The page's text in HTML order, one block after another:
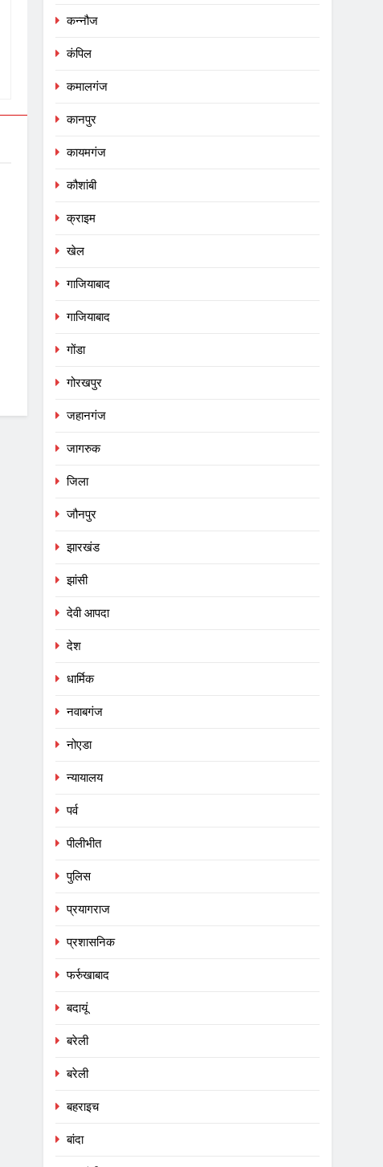
कन्नौज
कंपिल
कमालगंज
कानपुर
कायमगंज
कौशांबी
क्राइम
खेल
गाजियाबाद
गाजियाबाद
गोंडा
गोरखपुर
जहानगंज
जागरुक
जिला
जौनपुर
झारखंड
झांसी
देवी आपदा
देश
धार्मिक
नवाबगंज
नोएडा
न्यायालय
पर्व
पीलीभीत
पुलिस
प्रयागराज
प्रशासनिक
फर्रुखाबाद
बदायूं
बरेली
बरेली
बहराइच
बांदा